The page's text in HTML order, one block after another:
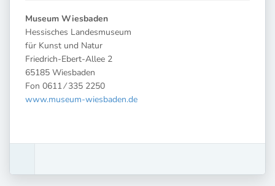
Museum Wiesbaden
Hessisches Landesmuseum
für Kunst und Natur
Friedrich-Ebert-Allee 2
65185 Wiesbaden
Fon 0611 ⁄ 335 2250
www.museum-wiesbaden.de